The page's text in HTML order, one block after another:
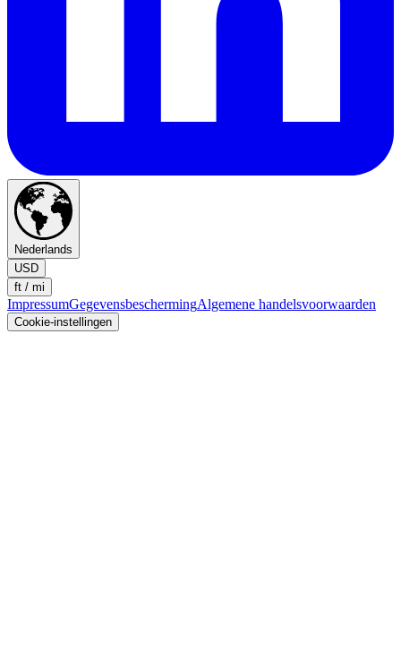
Nederlands
USD
ft / mi
ImpressumGegevensbeschermingAlgemene handelsvoorwaarden
Cookie-instellingen